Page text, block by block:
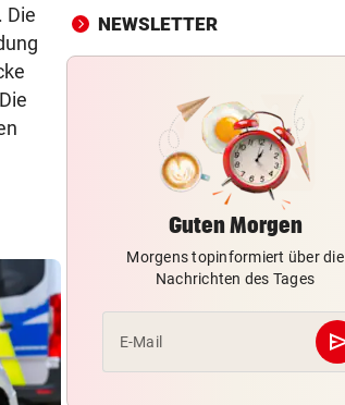
Die
Brand am Gardasee: Hotel
geräumt, Urlauber fliehen
Schon wieder Sprengstoff in
beliebtem See gefunden
WURDE NUR 27 JAHRE ALT
Uganda trauert! Teamspieler
Überfall ermordet
NEWSLETTER
Guten Morgen
Morgens topinformiert über die
Nachrichten des Tages
E-Mail